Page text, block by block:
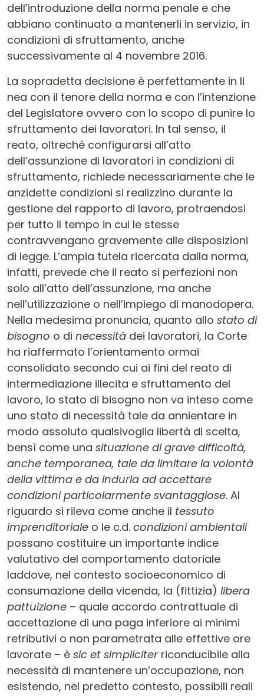
dell’introduzione della norma penale e che
abbiano continuato a mantenerli in servizio, in
condizioni di sfruttamento, anche
successivamente al 4 novembre 2016.
La sopradetta decisione è perfettamente in li
nea con il tenore della norma e con l’intenzione
del Legislatore ovvero con lo scopo di punire lo
sfruttamento dei lavoratori. In tal senso, il
reato, oltreché configurarsi all’atto
dell’assunzione di lavoratori in condizioni di
sfruttamento, richiede necessariamente che le
anzidette condizioni si realizzino durante la
gestione del rapporto di lavoro, protraendosi
per tutto il tempo in cui le stesse
contravvengano gravemente alle disposizioni
di legge. L’ampia tutela ricercata dalla norma,
infatti, prevede che il reato si perfezioni non
solo all’atto dell’assunzione, ma anche
nell’utilizzazione o nell’impiego di manodopera.
Nella medesima pronuncia, quanto allo stato di
bisogno o di necessità dei lavoratori, la Corte
ha riaffermato l’orientamento ormai
consolidato secondo cui ai fini del reato di
intermediazione illecita e sfruttamento del
lavoro, lo stato di bisogno non va inteso come
uno stato di necessità tale da annientare in
modo assoluto qualsivoglia libertà di scelta,
bensì come una situazione di grave difficoltà,
anche temporanea, tale da limitare la volontà
della vittima e da indurla ad accettare
condizioni particolarmente svantaggiose. Al
riguardo si rileva come anche il tessuto
imprenditoriale o le c.d. condizioni ambientali
possano costituire un importante indice
valutativo del comportamento datoriale
laddove, nel contesto socioeconomico di
consumazione della vicenda, la (fittizia) libera
pattuizione – quale accordo contrattuale di
accettazione di una paga inferiore ai minimi
retributivi o non parametrata alle effettive ore
lavorate – è sic et simpliciter riconducibile alla
necessità di mantenere un’occupazione, non
esistendo, nel predetto contesto, possibili reali